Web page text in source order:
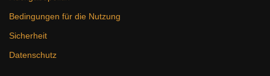
Bedingungen für die Nutzung
Sicherheit
Datenschutz